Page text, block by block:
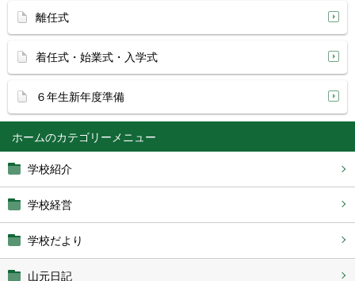
ホーム
学校紹介
学校経営
学校だより
山元日記
離任式
着任式・始業式・入学式
６年生新年度準備